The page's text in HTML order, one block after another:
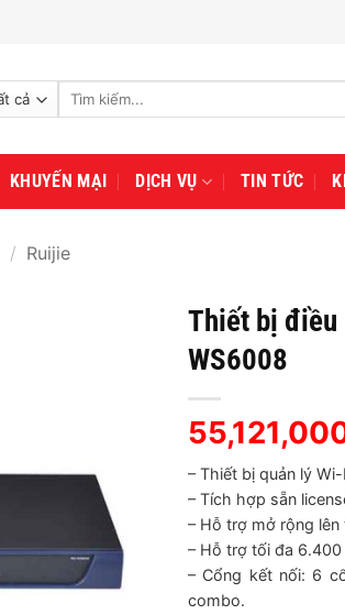
Tìm
KHUYẾN MẠI DỊCH VỤ TIN TỨC
/ Ruijie
Thiết bị điều
WS6008
– Thiết bị quản lý
– Tích hợp sẵn
– Hỗ trợ mở rộng
– Hỗ trợ tối đa
– Cổng kết nối: 6
combo.